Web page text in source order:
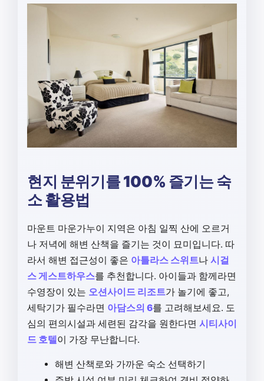
현지 분위기를 100% 즐기는 숙
소 활용법
마운트 마운가누이 지역은 아침 일찍 산에 오르거
나 저녁에 해변 산책을 즐기는 것이 묘미입니다. 따
라서 해변 접근성이 좋은 아틀라스 스위트나 시걸
스 게스트하우스를 추천합니다. 아이들과 함께라면
수영장이 있는 오션사이드 리조트가 놀기에 좋고,
세탁기가 필수라면 아담스의 6를 고려해보세요. 도
심의 편의시설과 세련된 감각을 원한다면 시티사이
드 호텔이 가장 무난합니다.
해변 산책로와 가까운 숙소 선택하기